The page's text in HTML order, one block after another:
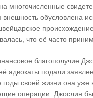
многочисленные
внешность обусловлена
что её часто
благополучие
адвокаты подали
годы своей жизни она уже
операции. Джослин